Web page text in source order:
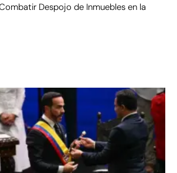
Despojo de Inmuebles en la